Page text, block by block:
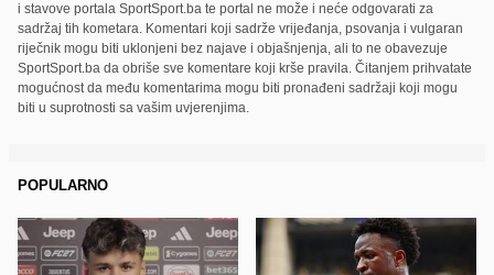
i stavove portala SportSport.ba te portal ne može i neće odgovarati za
sadržaj tih kometara. Komentari koji sadrže vrijeđanja, psovanja i vulgaran
riječnik mogu biti uklonjeni bez najave i objašnjenja, ali to ne obavezuje
SportSport.ba da obriše sve komentare koji krše pravila. Čitanjem prihvatate
mogućnost da među komentarima mogu biti pronađeni sadržaji koji mogu
biti u suprotnosti sa vašim uvjerenjima.
POPULARNO